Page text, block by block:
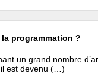
programmation ?
un grand nombre
il est devenu (…)